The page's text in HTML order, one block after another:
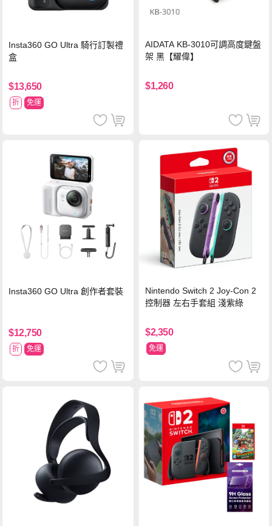
Insta360 GO Ultra 騎行訂製禮
盒
$13,650
折 免運
AIDATA KB-3010可調高度鍵盤
架 黑【耀偉】
$1,260
Insta360 GO Ultra 創作者套裝
$12,750
折 免運
Nintendo Switch 2 Joy-Con 2
控制器 左右手套組 淺紫綠
$2,350
免運